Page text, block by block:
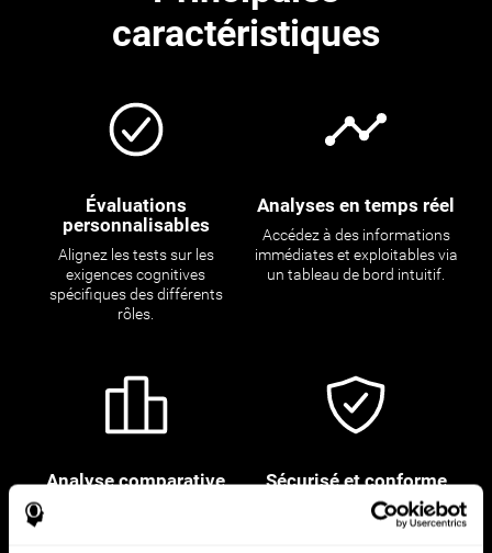
caractéristiques
Évaluations
personnalisables
Alignez les tests sur les
exigences cognitives
spécifiques des différents
rôles.
Analyses en temps réel
Accédez à des informations
immédiates et exploitables via
un tableau de bord intuitif.
Analyse comparative
Sécurisé et conforme
Donnez la priorité à la
protection des données des